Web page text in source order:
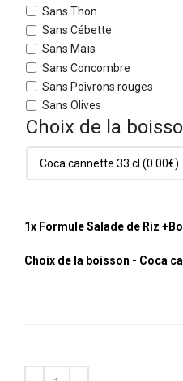
Sans Thon
Sans Cébette
Sans Maïs
Sans Concombre
Sans Poivrons rouges
Sans Olives
Choix de la
1x Formule Salade de Riz
Choix de la boisson - Coca